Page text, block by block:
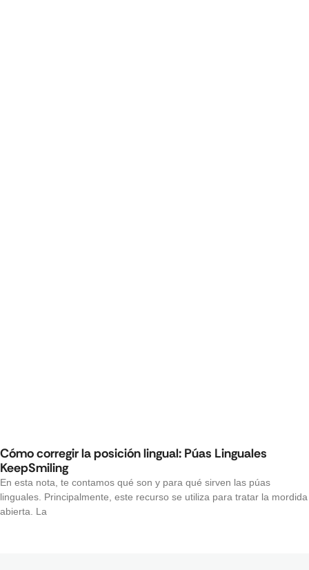
Cómo corregir la posición lingual: Púas Linguales
KeepSmiling
En esta nota, te contamos qué son y para qué sirven las púas
linguales. Principalmente, este recurso se utiliza para tratar la mordida
abierta. La